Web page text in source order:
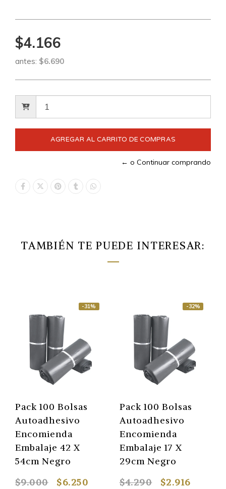
$4.166
antes: $6.690
← o Continuar comprando
TAMBIÉN TE PUEDE INTERESAR:
-31%
Pack 100 Bolsas
Autoadhesivo
Encomienda
Embalaje 42 X
54cm Negro
$9.000
$6.250
-32%
Pack 100 Bolsas
Autoadhesivo
Encomienda
Embalaje 17 X
29cm Negro
$4.290
$2.916